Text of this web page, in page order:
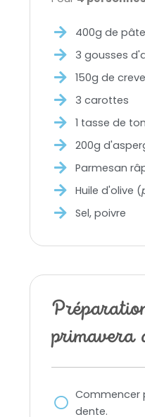
primavera
Commencer
dente.
400g de
3 gousses
150g de
3 carottes
1 tasse de
200g
Parmesan
Huile d'olive (
Sel, poivre